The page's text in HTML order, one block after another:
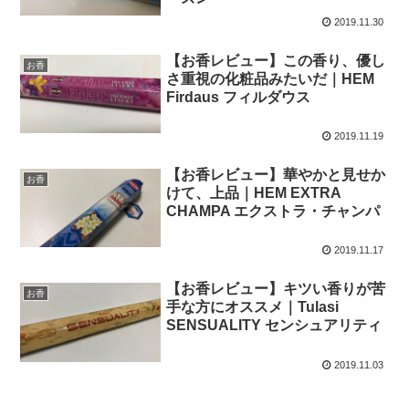
2019.11.30
お香
【お香レビュー】この香り、優し
さ重視の化粧品みたいだ｜HEM
Firdaus フィルダウス
2019.11.19
お香
【お香レビュー】華やかと見せか
けて、上品｜HEM EXTRA
CHAMPA エクストラ・チャンパ
2019.11.17
お香
【お香レビュー】キツい香りが苦
手な方にオススメ｜Tulasi
SENSUALITY センシュアリティ
2019.11.03